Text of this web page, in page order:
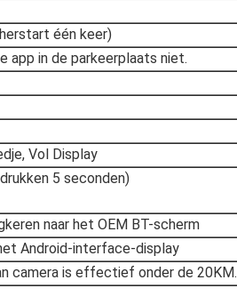
één keer)
app in de parkeerplaats niet.
Vol Display
5 seconden)
naar het OEM BT-scherm
Android-interface-display
camera is effectief onder de 20KM.